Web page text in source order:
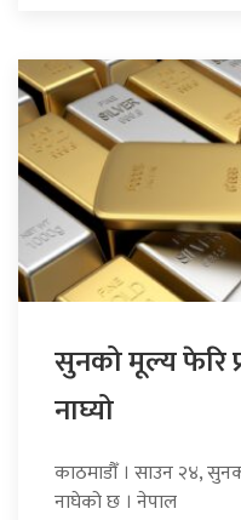
सुनको मूल्य फेरि
नाघ्यो
काठमाडौँ । साउन २४,
नाघेको छ । नेपाल